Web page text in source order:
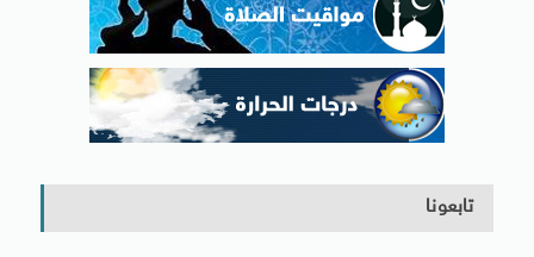
تابعونا